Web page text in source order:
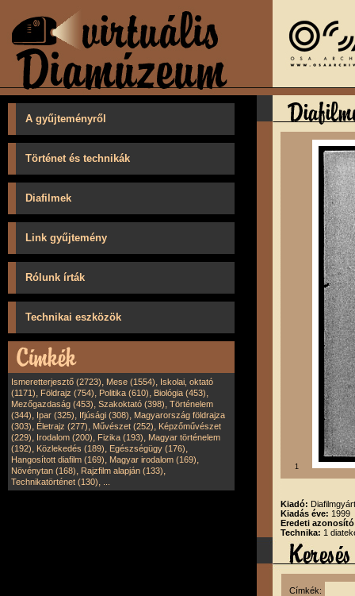
A gyűjteményről
Történet és technikák
Diafilmek
Link gyűjtemény
Rólunk írták
Technikai eszközök
Ismeretterjesztő (2723), Mese (1554), Iskolai, oktató
(1171), Földrajz (754), Politika (610), Biológia (453),
Mezőgazdaság (453), Szakoktató (398), Történelem
(344), Ipar (325), Ifjúsági (308), Magyarország földrajza
(303), Életrajz (277), Művészet (252), Képzőművészet
(229), Irodalom (200), Fizika (193), Magyar történelem
(192), Közlekedés (189), Egészségügy (176),
Hangosított diafilm (169), Magyar irodalom (169),
Növénytan (168), Rajzfilm alapján (133),
Technikatörténet (130),
1
Kiadó:
Kiadás éve: 1999
Eredeti
Technika: 1
Címkék: